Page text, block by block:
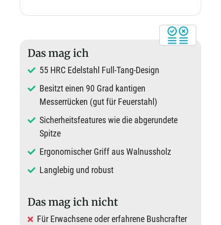
Das mag ich
55 HRC Edelstahl Full-Tang-Design
Besitzt einen 90 Grad kantigen
Messerrücken (gut für Feuerstahl)
Sicherheitsfeatures wie die abgerundete
Spitze
Ergonomischer Griff aus Walnussholz
Langlebig und robust
Das mag ich nicht
Für Erwachsene oder erfahrene Bushcrafter